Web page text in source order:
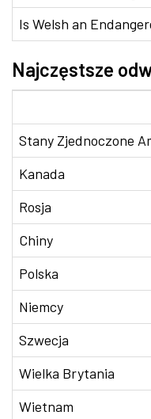
Is Welsh an
Najczęstsze
Stany Zjednoczone
Kanada
Rosja
Chiny
Polska
Niemcy
Szwecja
Wielka Brytania
Wietnam